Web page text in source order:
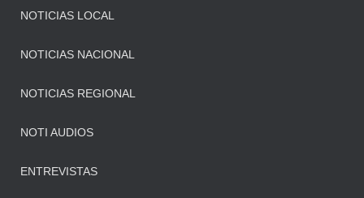
NOTICIAS LOCAL
NOTICIAS NACIONAL
NOTICIAS REGIONAL
NOTI AUDIOS
ENTREVISTAS